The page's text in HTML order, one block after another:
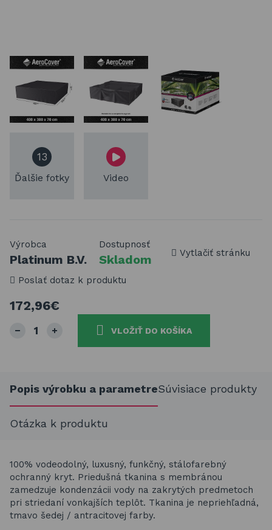
13
Ďalšie fotky Video
Výrobca
Platinum B.V.
Dostupnosť
Skladom Vytlačiť stránku
Poslať dotaz k produktu
172,96€
VLOŽIŤ DO KOŠÍKA
Popis výrobku a parametreSúvisiace produkty
Otázka k produktu
100% vodeodolný, luxusný, funkčný, stálofarebný
ochranný kryt. Priedušná tkanina s membránou
zamedzuje kondenzácii vody na zakrytých predmetoch
pri striedaní vonkajších teplôt. Tkanina je nepriehľadná,
tmavo šedej / antracitovej farby.